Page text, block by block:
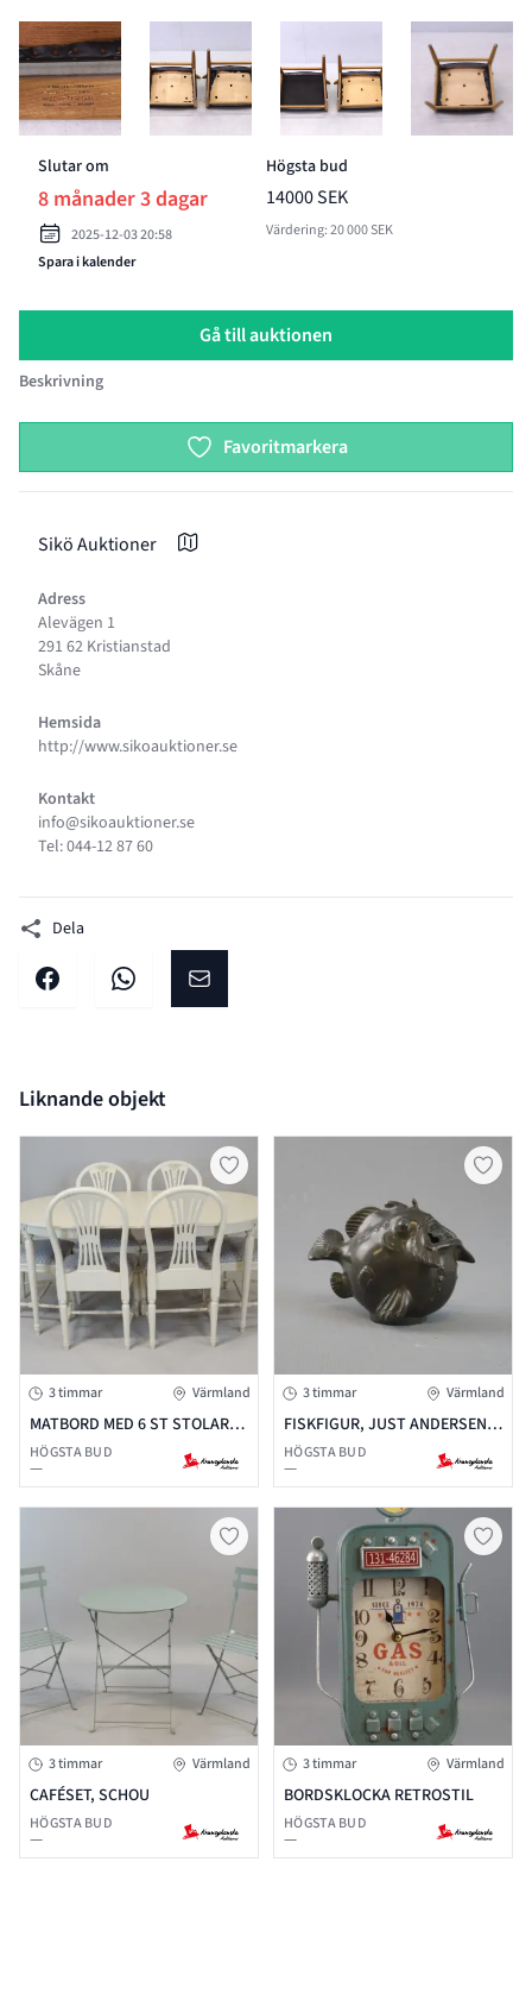
BILD 5 AV HANS J
Slutar om
8 månader 3 dagar
2025-12-03 20:58
Spara i kalender
Högsta bud
14000 SEK
Värdering: 20 000 SEK
Gå till auktionen
Beskrivning
Favoritmarkera
Sikö Auktioner
Adress
Alevägen 1
291 62 Kristianstad
Skåne
Hemsida
http://www.sikoauktioner.se
Kontakt
info@sikoauktioner.se
Tel: 044-12 87 60
Dela
Dela på facebookDela på WhatsAppDela på E-post
Liknande objekt
3 timmar Värmland
MATBORD MED 6 ST STOLAR,
GUSTAVIANSK STIL, 1900-TAL
HÖGSTA BUD
—
3 timmar Värmland
FISKFIGUR, JUST ANDERSEN,
DANMARK
HÖGSTA BUD
—
3 timmar Värmland
CAFÉSET, SCHOU
HÖGSTA BUD
—
3 timmar Värmland
BORDSKLOCKA RETROSTIL
HÖGSTA BUD
—